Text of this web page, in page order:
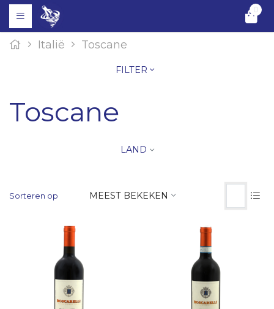
0
Italië Toscane
FILTER
Toscane
LAND
Sorteren op MEEST BEKEKEN